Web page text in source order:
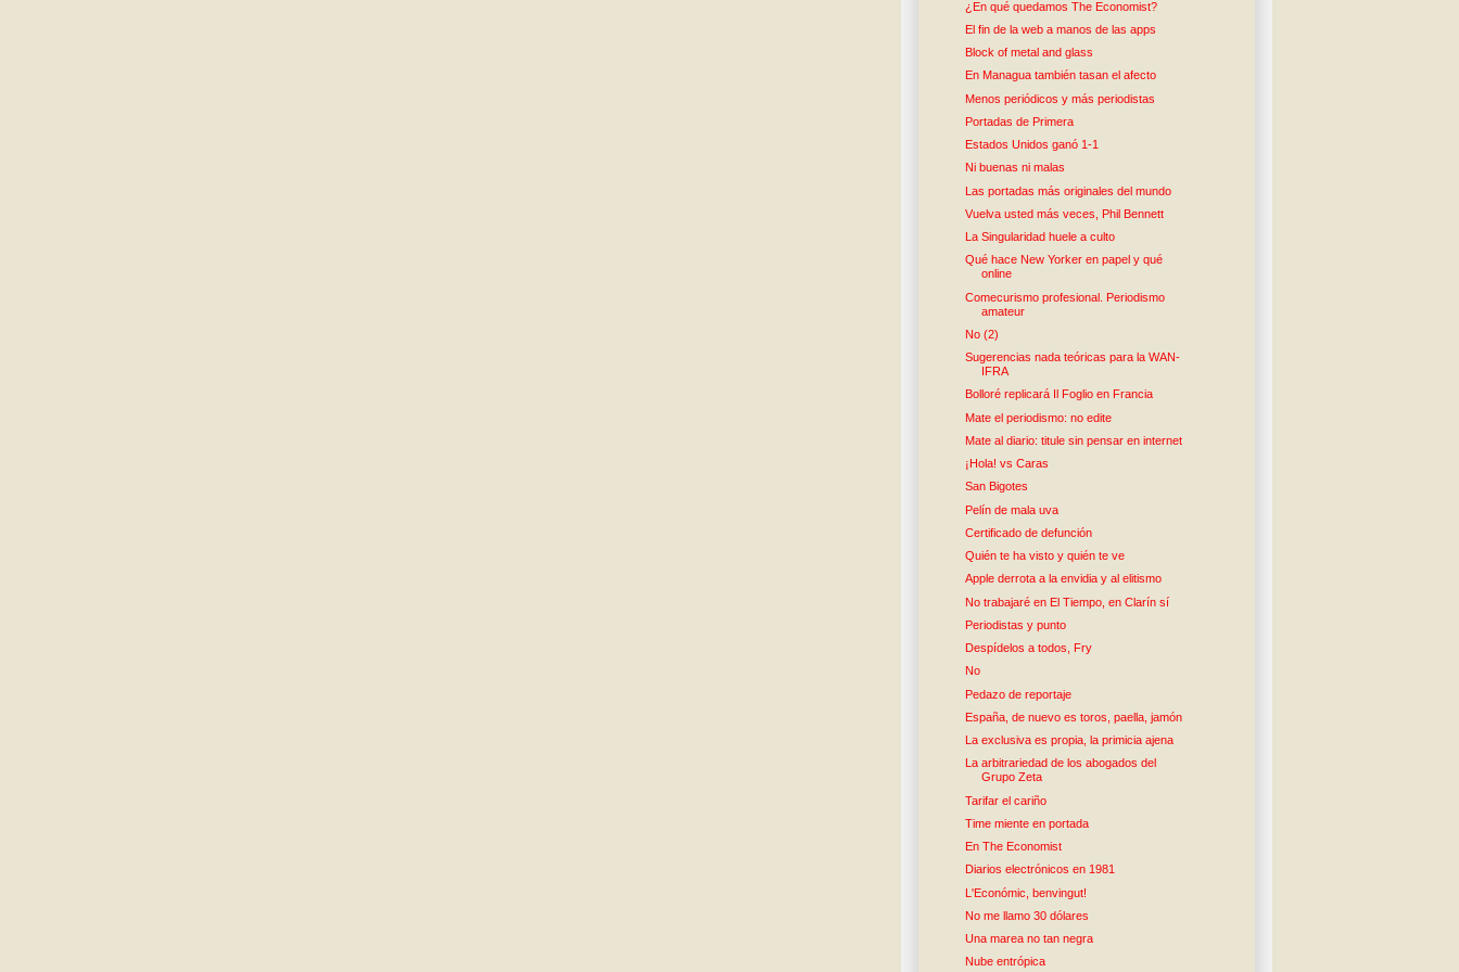
¿En qué quedamos The Economist?
El fin de la web a manos de las apps
Block of metal and glass
En Managua también tasan el afecto
Menos periódicos y más periodistas
Portadas de Primera
Estados Unidos ganó 1-1
Ni buenas ni malas
Las portadas más originales del mundo
Vuelva usted más veces, Phil Bennett
La Singularidad huele a culto
Qué hace New Yorker en papel y qué
online
Comecurismo profesional. Periodismo
amateur
No (2)
Sugerencias nada teóricas para la WAN-
IFRA
Bolloré replicará Il Foglio en Francia
Mate el periodismo: no edite
Mate al diario: titule sin pensar en internet
¡Hola! vs Caras
San Bigotes
Pelín de mala uva
Certificado de defunción
Quién te ha visto y quién te ve
Apple derrota a la envidia y al elitismo
No trabajaré en El Tiempo, en Clarín sí
Periodistas y punto
Despídelos a todos, Fry
No
Pedazo de reportaje
España, de nuevo es toros, paella, jamón
La exclusiva es propia, la primicia ajena
La arbitrariedad de los abogados del
Grupo Zeta
Tarifar el cariño
Time miente en portada
En The Economist
Diarios electrónicos en 1981
L'Económic, benvingut!
No me llamo 30 dólares
Una marea no tan negra
Nube entrópica